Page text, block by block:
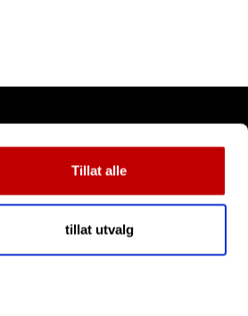
Tillat alle
tillat utvalg